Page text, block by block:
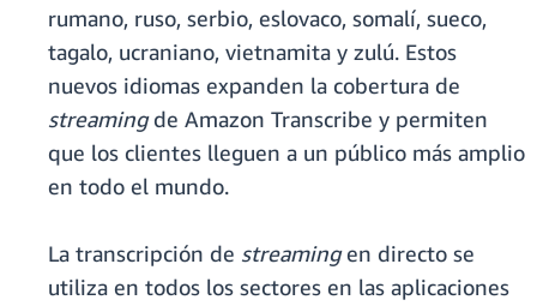
rumano, ruso, serbio, eslovaco, somalí, sueco,
tagalo, ucraniano, vietnamita y zulú. Estos
nuevos idiomas expanden la cobertura de
streamingde Amazon Transcribe y permiten
que los clientes lleguen a un público más amplio
en todo el mundo.
La transcripción de streamingen directo se
utiliza en todos los sectores en las aplicaciones